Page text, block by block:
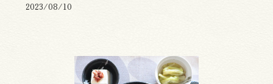
2023/08/10